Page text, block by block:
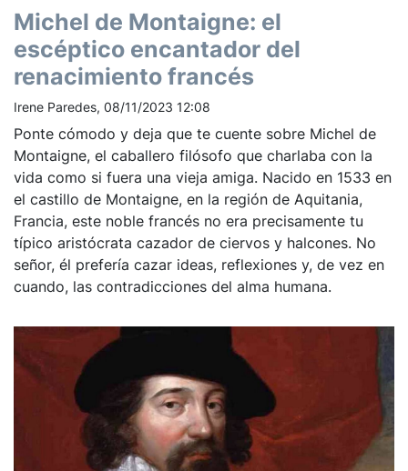
Michel de Montaigne: el
escéptico encantador del
renacimiento francés
Irene Paredes, 08/11/2023 12:08
Ponte cómodo y deja que te cuente sobre Michel de
Montaigne, el caballero filósofo que charlaba con la
vida como si fuera una vieja amiga. Nacido en 1533 en
el castillo de Montaigne, en la región de Aquitania,
Francia, este noble francés no era precisamente tu
típico aristócrata cazador de ciervos y halcones. No
señor, él prefería cazar ideas, reflexiones y, de vez en
cuando, las contradicciones del alma humana.